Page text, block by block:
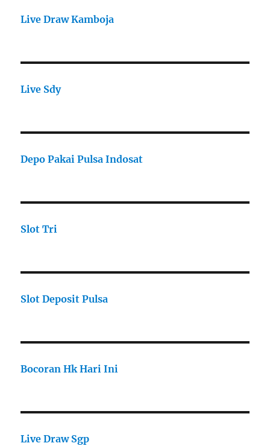
Live Draw Kamboja
Live Sdy
Depo Pakai Pulsa Indosat
Slot Tri
Slot Deposit Pulsa
Bocoran Hk Hari Ini
Live Draw Sgp